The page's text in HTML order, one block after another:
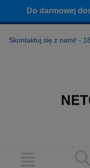
Do darmowej
Skontaktuj się z nami! -